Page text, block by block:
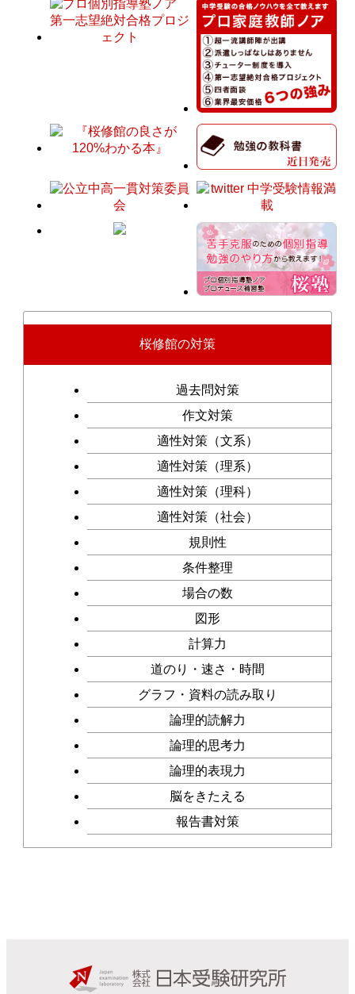
桜修館の対策
過去問対策
作文対策
適性対策（文系）
適性対策（理系）
適性対策（理科）
適性対策（社会）
規則性
条件整理
場合の数
図形
計算力
道のり・速さ・時間
グラフ・資料の読み取り
論理的読解力
論理的思考力
論理的表現力
脳をきたえる
報告書対策